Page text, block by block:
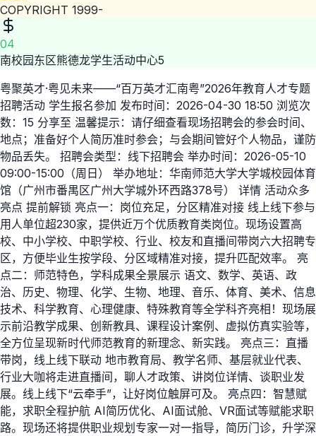
COPYRIGHT 1999-
04
南校园东区熊德龙学生活动中心5
粤聚英才·粤见未来——“百万英才汇南粤”2026年教育人才专题
招聘活动 学生报名参加 发布时间：2026-04-30 18:50 浏览次
数：15 分享至 温馨提示：请仔细查看现场招聘会的参会时间、
地点；准备好个人简历准时参会；与会期间管好个人物品，谨防
物品丢失。 招聘会类型：线下招聘会 举办时间：2026-05-10
09:00-15:00（周日） 举办地址：华南师范大学大学城校园体育
馆（广州市番禺区广州大学城外环西路378号） 详情 活动众多
亮点 提前解锁 亮点一：岗位充足，分区精准对接 线上线下参与
用人单位超230家，提供近万个优质教育类岗位。现场设置高
校、中小学校、中职学校、行业、校友和直播间带岗六大招聘专
区，方便毕业生按学段、分区域精准对接，提升匹配效率。 亮
点二：师范特色，学科成果全景展示 语文、数学、英语、政
治、历史、物理、化学、生物、地理、音乐、体育、美术、信息
技术、科学教育、心理健康、特殊教育等全学科齐亮相！现场展
示前沿教学成果、创新教具、课程设计案例、虚拟仿真实验等，
全方位呈现新时代师范教育的新理念、新实践。 亮点三：直播
带岗，线上线下联动 地市教育局、教学名师、基层就业代表、
行业大咖将走进直播间，聊人才政策、讲岗位详情、谈职业发
展。线上线下“云牵手”，让好岗位触屏可及。 亮点四：智慧赋
能，求职全程护航 AI简历优化、AI面试舱、VR面试等赋能求职
路。现场还将提供职业规划专家一对一指导，简历门诊，升学深